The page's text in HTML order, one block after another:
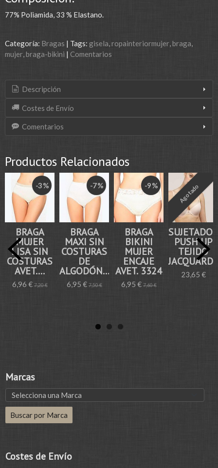
Marcas
Costes de Envío
77% Poliamida, 33 % Elastano.
Categoría: Bragas | Tags: gisela ropainteriormujer braga
mujer braga-bikini | Comentarios
Descripción
Costes de Envío
Comentarios
Productos Relacionados
-3 %
BRAGA
MUJER
LISA SIN
COSTURAS
AVET....
6,96 € 7,20 €
-7 %
BRAGA
MAXI SIN
COSTURAS
DE
ALGODÓN...
6,95 € 7,50 €
-9 %
BRAGA
BIKINI
MUJER
ENCAJE
AVET. 3324
6,95 € 7,60 €
Agotado
SUJETADOR
PUSH UP
TEJIDO
23,65 €